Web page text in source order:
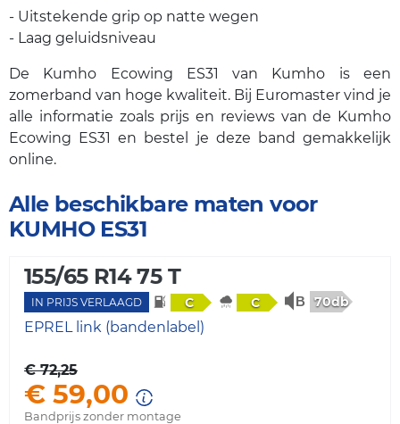
- Uitstekende grip op natte wegen
- Laag geluidsniveau
De Kumho Ecowing ES31 van Kumho is een
zomerband van hoge kwaliteit. Bij Euromaster vind je
alle informatie zoals prijs en reviews van de Kumho
Ecowing ES31 en bestel je deze band gemakkelijk
online.
Alle beschikbare maten voor
KUMHO ES31
155/65 R14 75 T
IN PRIJS VERLAAGD C C 70db
EPREL link (bandenlabel)
€ 72,25
€ 59,00
Bandprijs zonder montage